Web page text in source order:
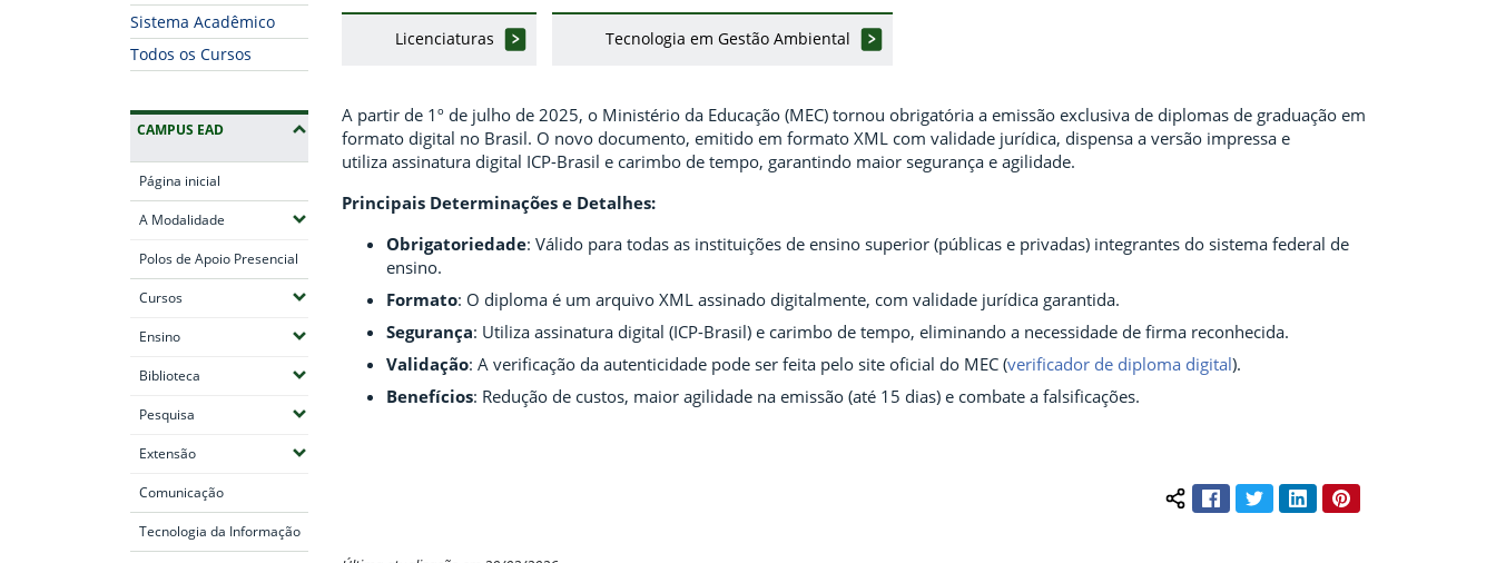
Sistema Acadêmico
Todos os Cursos
CAMPUS EAD
Página inicial
A Modalidade (Expandir submenus)
Polos de Apoio Presencial
Cursos(Expandir submenus)
Ensino(Expandir submenus)
Biblioteca (Expandir submenus)
Pesquisa (Expandir submenus)
Extensão(Expandir submenus)
Comunicação
Tecnologia da Informação
Licenciaturas Tecnologia em Gestão Ambiental
A partir de 1º de julho de 2025, o Ministério da Educação (MEC) tornou obrigatória a emissão exclusiva de diplomas de graduação em
formato digital no Brasil. O novo documento, emitido em formato XML com validade jurídica, dispensa a versão impressa e
utiliza assinatura digital ICP-Brasil e carimbo de tempo, garantindo maior segurança e agilidade.
Principais Determinações e Detalhes:
Obrigatoriedade: Válido para todas as instituições de ensino superior (públicas e privadas) integrantes do sistema federal de
ensino.
Formato: O diploma é um arquivo XML assinado digitalmente, com validade jurídica garantida.
Segurança: Utiliza assinatura digital (ICP-Brasil) e carimbo de tempo, eliminando a necessidade de firma reconhecida.
Validação: A verificação da autenticidade pode ser feita pelo site oficial do MEC (verificador de diploma digital).
Benefícios: Redução de custos, maior agilidade na emissão (até 15 dias) e combate a falsificações.
Compartilhar conteúdo:
FacebookTwitterLinkedInPinterest